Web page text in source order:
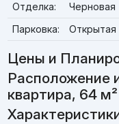
Отделка:
Черновая
Парковка:
Открытая
Цены и
Расположение
квартира, 64 м²